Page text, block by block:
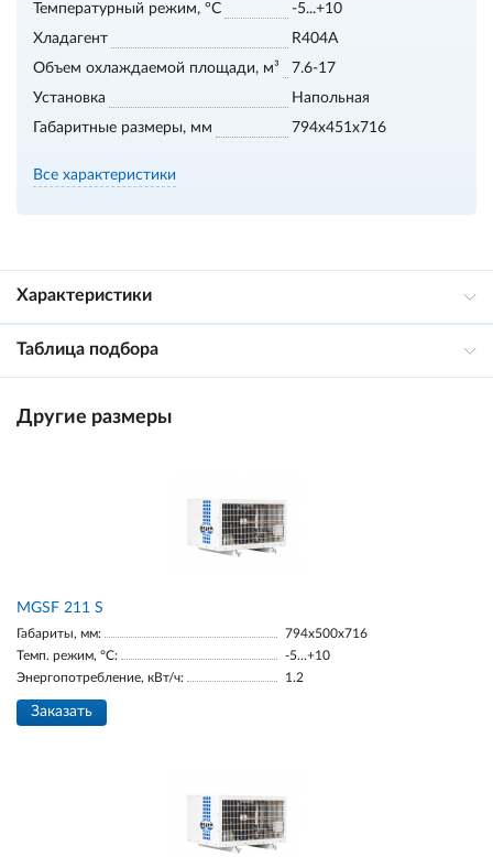
Температурный режим, °С
-5...+10
Хладагент
R404A
Объем охлаждаемой площади, м³
7.6-17
Установка
Напольная
Габаритные размеры, мм
794x451x716
Все характеристики
Характеристики
Таблица подбора
Другие размеры
МGSF 211 S
Габариты, мм:
794x500x716
Темп. режим, °С:
-5...+10
Энергопотребление, кВт/ч:
1.2
Заказать